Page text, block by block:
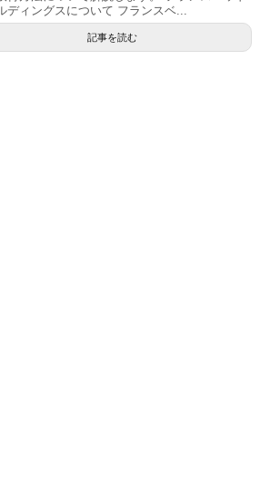
ディングスについて フランスベ...
記事を読む